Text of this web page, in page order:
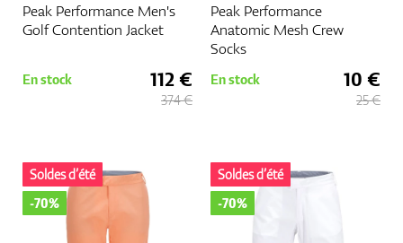
Peak Performance Men's
Golf Contention Jacket
En stock 112 €
374 €
Peak Performance
Anatomic Mesh Crew
Socks
En stock 10 €
25 €
Soldes d’été
-70%
Soldes d’été
-70%